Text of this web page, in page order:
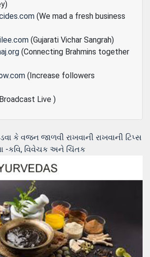
(We mad a fresh business
(Gujarati Vichar Sangrah)
(Connecting Brahmins together
(Increase followers
Live )
કે વજન જાળવી રાખવાની રાખવાની ટિપ્‍સ
-કવિ, વિવેચક અને ચિંતક